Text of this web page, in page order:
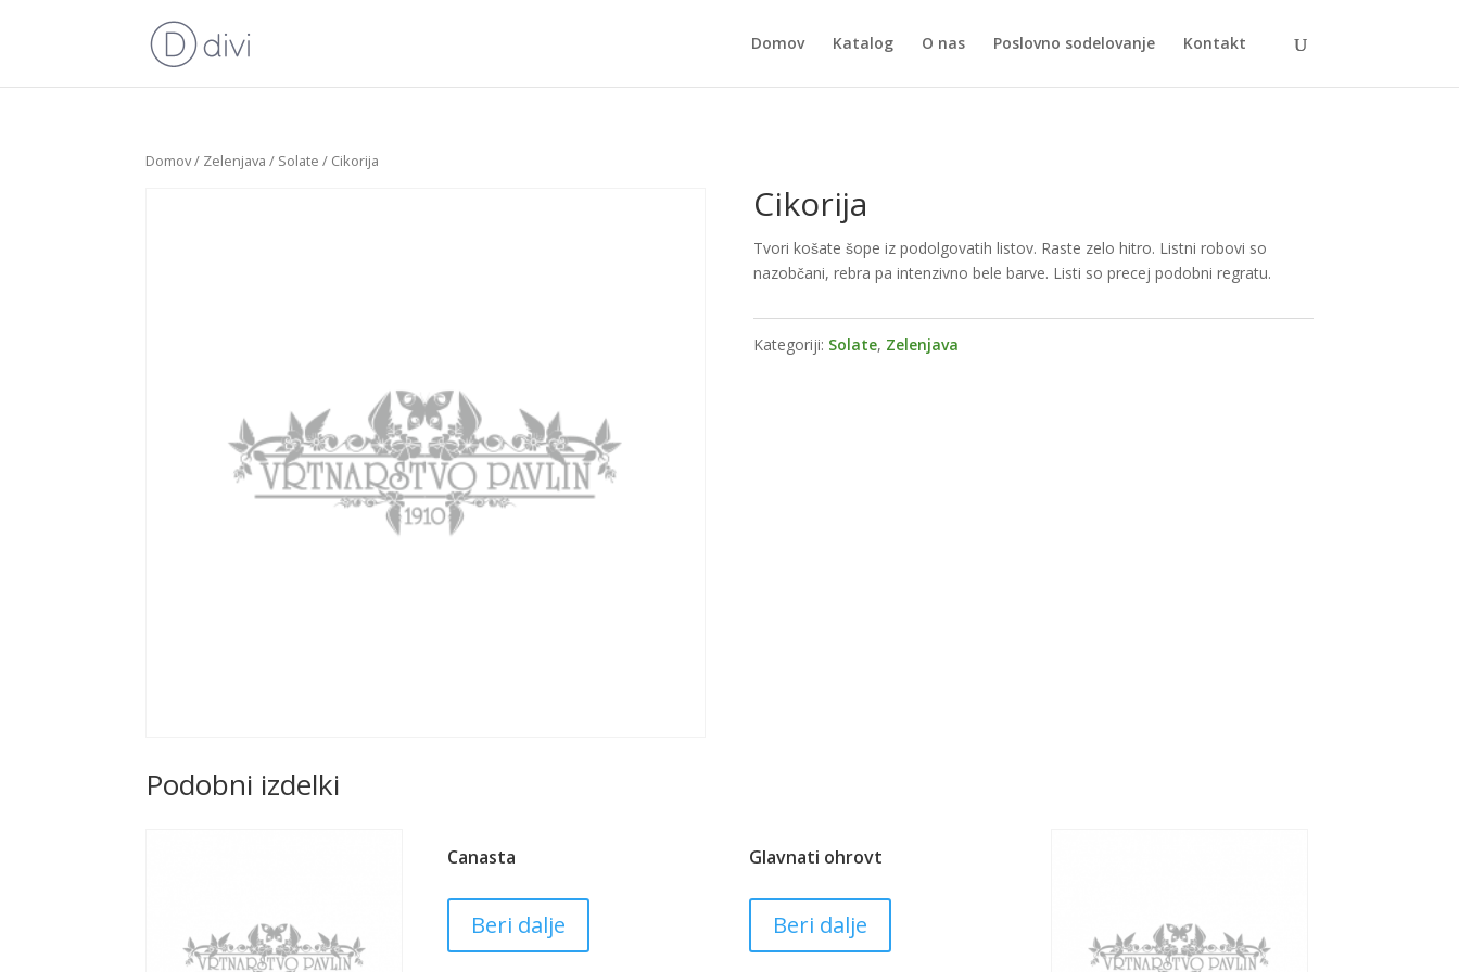
Domov Katalog O nas Poslovno sodelovanje Kontakt
Domov/ Zelenjava / Solate / Cikorija
Cikorija
Tvori košate šope iz podolgovatih listov. Raste zelo hitro. Listni robovi so
nazobčani, rebra pa intenzivno bele barve. Listi so precej podobni regratu.
Kategoriji: Solate, Zelenjava
Podobni izdelki
Canasta
Beri dalje
Glavnati ohrovt
Beri dalje